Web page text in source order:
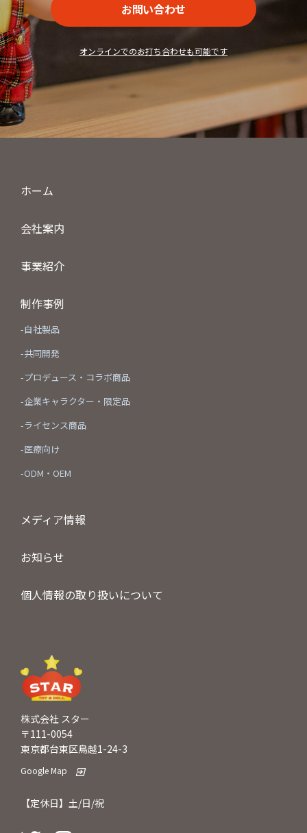
お問い合わせ
オンラインでのお打ち合わせも可能です
株式会社 スター
〒111-0054
東京都台東区鳥越1-24-3
Google Map
【定休日】土/日/祝
ホーム
会社案内
事業紹介
制作事例
-自社製品
-共同開発
-プロデュース・コラボ商品
-企業キャラクター・限定品
-ライセンス商品
-医療向け
-ODM・OEM
メディア情報
お知らせ
個人情報の取り扱いについて